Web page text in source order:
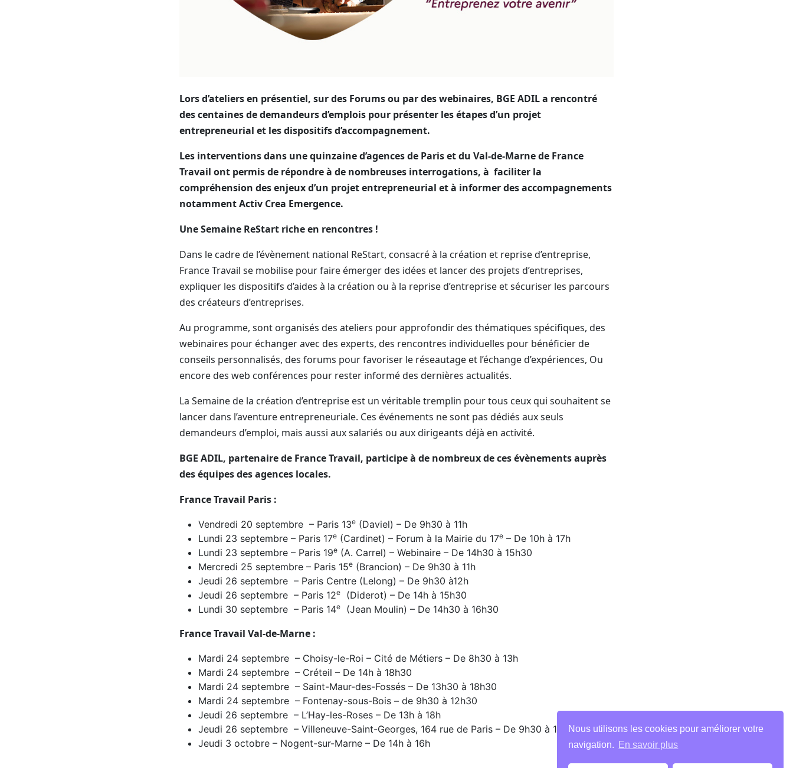
Lors d’ateliers en présentiel, sur des Forums ou par des webinaires, BGE ADIL a rencontré
des centaines de demandeurs d’emplois pour présenter les étapes d’un projet
entrepreneurial et les dispositifs d’accompagnement.
Les interventions dans une quinzaine d’agences de Paris et du Val-de-Marne de France
Travail ont permis de répondre à de nombreuses interrogations, à faciliter la
compréhension des enjeux d’un projet entrepreneurial et à informer des accompagnements
notamment Activ Crea Emergence.
Une Semaine ReStart riche en rencontres !
Dans le cadre de l’évènement national ReStart, consacré à la création et reprise d’entreprise,
France Travail se mobilise pour faire émerger des idées et lancer des projets d’entreprises,
expliquer les dispositifs d’aides à la création ou à la reprise d’entreprise et sécuriser les parcours
des créateurs d’entreprises.
Au programme, sont organisés des ateliers pour approfondir des thématiques spécifiques, des
webinaires pour échanger avec des experts, des rencontres individuelles pour bénéficier de
conseils personnalisés, des forums pour favoriser le réseautage et l’échange d’expériences, Ou
encore des web conférences pour rester informé des dernières actualités.
La Semaine de la création d’entreprise est un véritable tremplin pour tous ceux qui souhaitent se
lancer dans l’aventure entrepreneuriale. Ces événements ne sont pas dédiés aux seuls
demandeurs d’emploi, mais aussi aux salariés ou aux dirigeants déjà en activité.
BGE ADIL, partenaire de France Travail, participe à de nombreux de ces évènements auprès
des équipes des agences locales.
France Travail Paris :
Vendredi 20 septembre – Paris 13e (Daviel) – De 9h30 à 11h
Lundi 23 septembre – Paris 17e (Cardinet) – Forum à la Mairie du 17e – De 10h à 17h
Lundi 23 septembre – Paris 19e (A. Carrel) – Webinaire – De 14h30 à 15h30
Mercredi 25 septembre – Paris 15e (Brancion) – De 9h30 à 11h
Jeudi 26 septembre – Paris Centre (Lelong) – De 9h30 à12h
Jeudi 26 septembre – Paris 12e
(Diderot) – De 14h à 15h30
Lundi 30 septembre – Paris 14e (Jean Moulin) – De 14h30 à 16h30
France Travail Val-de-Marne :
Mardi 24 septembre – Choisy-le-Roi – Cité de Métiers – De 8h30 à 13h
Mardi 24 septembre – Créteil – De 14h à 18h30
Mardi 24 septembre – Saint-Maur-des-Fossés – De 13h30 à 18h30
Mardi 24 septembre – Fontenay-sous-Bois – de 9h30 à 12h30
Jeudi 26 septembre – L’Hay-les-Roses – De 13h à 18h
Jeudi 26 septembre – Villeneuve-Saint-Georges, 164 rue de Paris – De 9h30 à 13h
Jeudi 3 octobre – Nogent-sur-Marne – De 14h à 16h
Nous utilisons les cookies pour améliorer votre
navigation.
En savoir plus